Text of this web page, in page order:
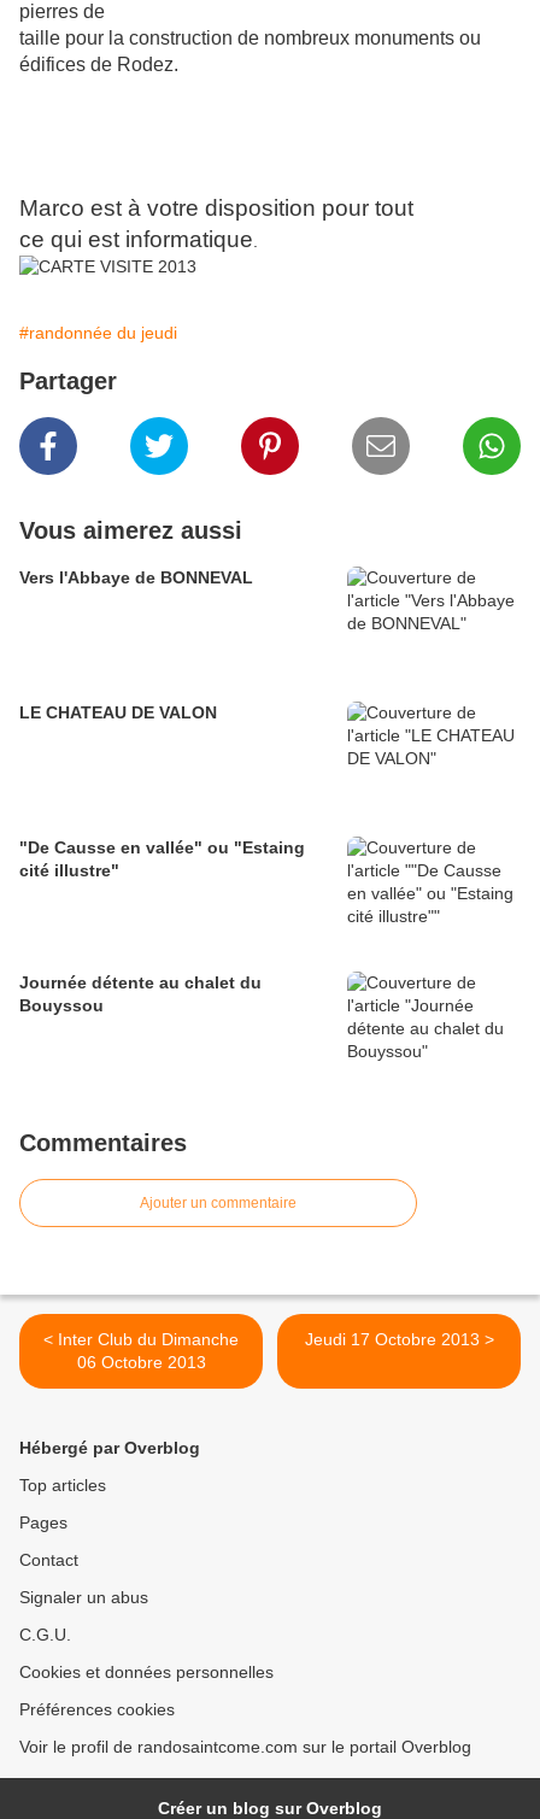
pierres de
taille pour la construction de nombreux monuments ou
édifices de Rodez.
Marco est à votre disposition pour tout
ce qui est informatique
#randonnée du jeudi
Partager
Vous aimerez aussi
Vers l'Abbaye de BONNEVAL
LE CHATEAU DE VALON
"De Causse en vallée" ou "Estaing
cité illustre"
Journée détente au chalet du
Bouyssou
Commentaires
Ajouter un commentaire
< Inter Club du Dimanche
06 Octobre 2013
Jeudi 17 Octobre 2013 >
Hébergé par Overblog
Top articles
Pages
Contact
Signaler un abus
C.G.U.
Cookies et données personnelles
Préférences cookies
Voir le profil de randosaintcome.com sur le portail Overblog
Créer un blog sur Overblog